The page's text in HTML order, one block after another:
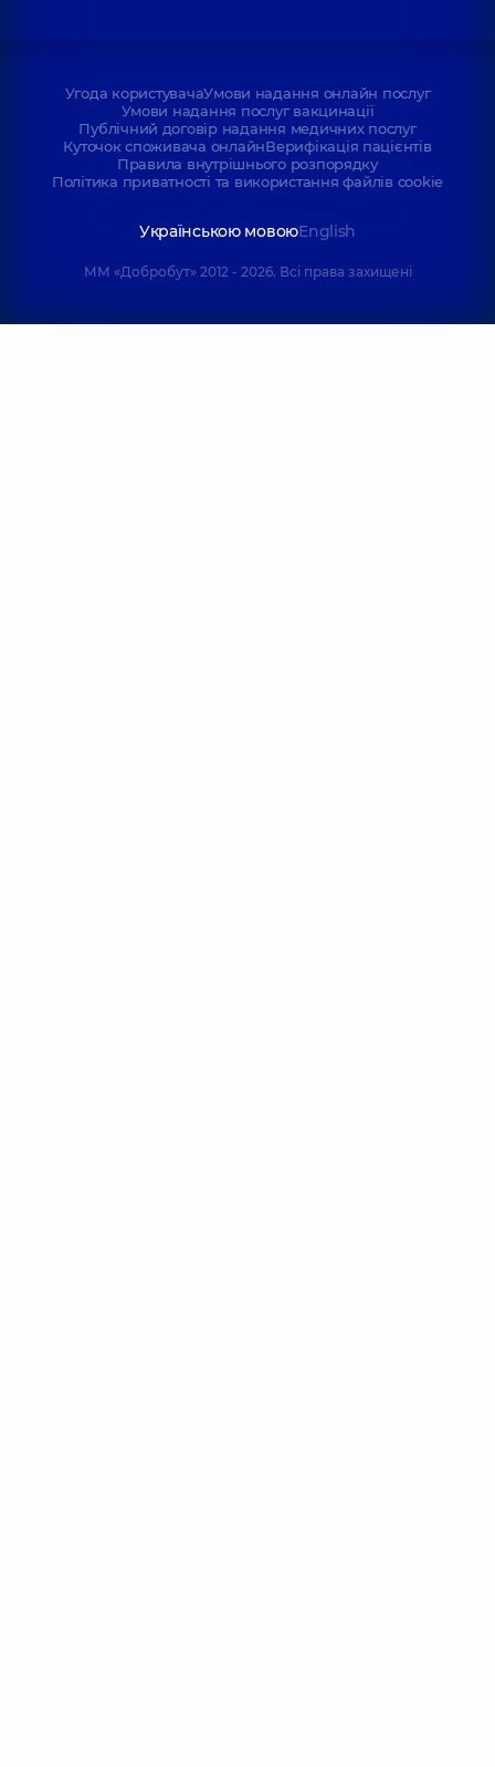
Угода користувачаУмови надання онлайн послуг
Умови надання послуг вакцинації
Публічний договір надання медичних послуг
Куточок споживача онлайнВерифікація пацієнтів
Правила внутрішнього розпорядку
Політика приватності та використання файлів cookie
Українською мовоюEnglish
ММ «Добробут» 2012 - 2026. Всі права захищені